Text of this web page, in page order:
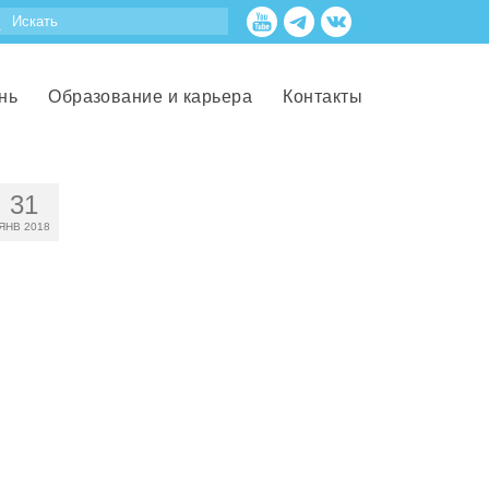
Образование и карьера Контакты
31
ЯНВ 2018